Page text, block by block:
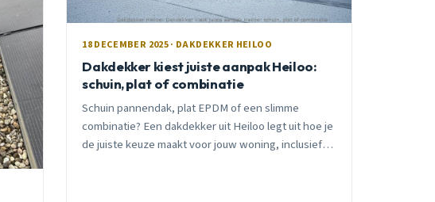
18 DECEMBER 2025 · DAKDEKKER HEILOO
Dakdekker kiest juiste aanpak Heiloo:
schuin, plat of combinatie
Schuin pannendak, plat EPDM of een slimme
combinatie? Een dakdekker uit Heiloo legt uit hoe je
de juiste keuze maakt voor jouw woning, inclusief